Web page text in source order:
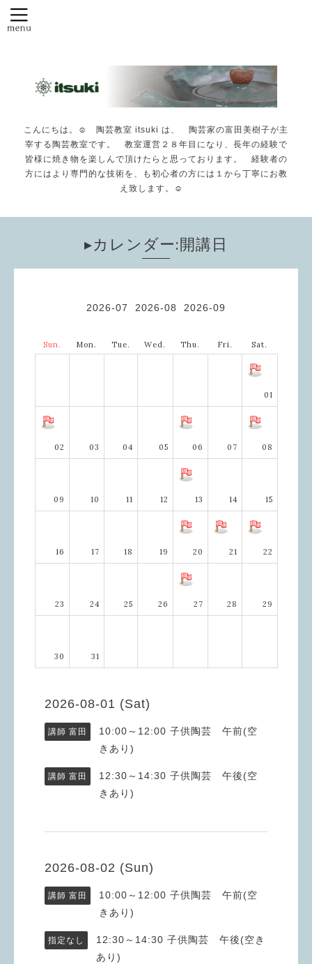
こんにちは。☺️ 陶芸教室 itsuki は、 陶芸家の富田美樹子が主
宰する陶芸教室です。 教室運営２８年目になり、長年の経験で
皆様に焼き物を楽しんで頂けたらと思っております。 経験者の
方にはより専門的な技術を、も初心者の方には１から丁寧にお教
え致します。☺️
▸カレンダー:開講日
2026-07 2026-08 2026-09
Sun. Mon. Tue. Wed. Thu. Fri. Sat.
01
02 03 04 05 06 07 08
09 10 11 12 13 14 15
16 17 18 19 20 21 22
23 24 25 26 27 28 29
30 31
2026-08-01 (Sat)
講師 富田 10:00～12:00 子供陶芸 午前(空
きあり)
講師 富田 12:30～14:30 子供陶芸 午後(空
きあり)
2026-08-02 (Sun)
講師 富田 10:00～12:00 子供陶芸 午前(空
きあり)
指定なし 12:30～14:30 子供陶芸 午後(空き
あり)